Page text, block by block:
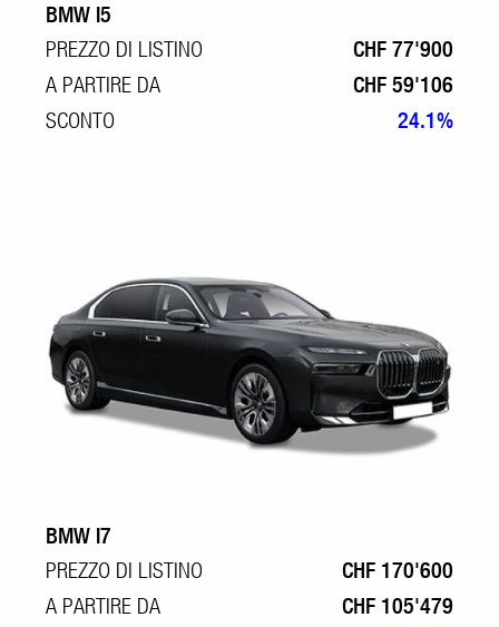
BMW I5
PREZZO DI LISTINO
CHF 77'900
A PARTIRE DA
CHF 59'106
SCONTO
24.1%
BMW I7
PREZZO DI LISTINO
CHF 170'600
A PARTIRE DA
CHF 105'479